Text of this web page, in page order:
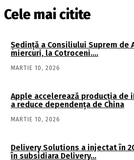
Cele mai citite
Şedinţă a Consiliului Suprem de
miercuri, la Cotroceni….
MARTIE 10, 2026
Apple accelerează producția de
a reduce dependența de China
MARTIE 10, 2026
Delivery Solutions a injectat în
în subsidiara Delivery…